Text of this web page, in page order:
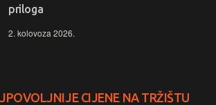
priloga
2. kolovoza 2026.
CIJENE NA TRŽIŠTU